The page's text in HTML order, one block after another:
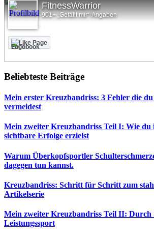
FitnessWarrior
901+ „Gefällt mir“-Angaben
Like Page
Beliebteste Beiträge
Mein erster Kreuzbandriss: 3 Fehler die
vermeidest
Mein zweiter Kreuzbandriss Teil I: Wie du
sichtbare Erfolge erzielst
Warum Überkopfsportler
dagegen tun kannst.
Kreuzbandriss: Schritt für Schritt zum
Artikelserie
Mein zweiter Kreuzbandriss Teil II:
Leistungssport